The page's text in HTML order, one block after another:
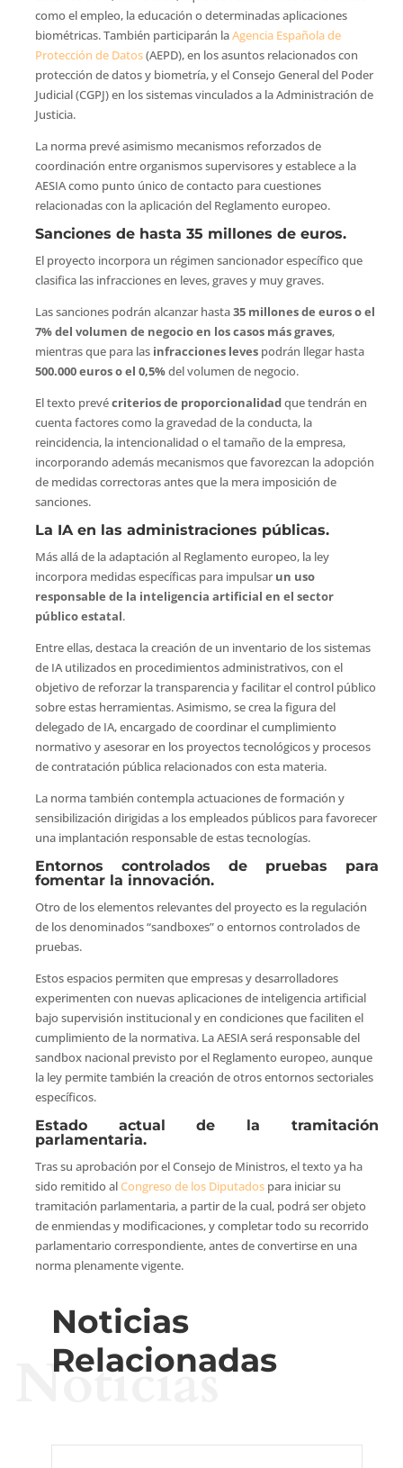
como el empleo, la educación o determinadas aplicaciones
biométricas. También participarán laAgencia Española de
Protección de Datos(AEPD), en los asuntos relacionados con
protección de datos y biometría, y el Consejo General del Poder
Judicial (CGPJ) en los sistemas vinculados a la Administración de
Justicia.
La norma prevé asimismo mecanismos reforzados de
coordinación entre organismos supervisores y establece a la
AESIA como punto único de contacto para cuestiones
relacionadas con la aplicación del Reglamento europeo.
Sanciones de hasta 35 millones de euros.
El proyecto incorpora un régimen sancionador específico que
clasifica las infracciones en leves, graves y muy graves.
Las sanciones podrán alcanzar hasta35 millones de euros o el
7% del volumen de negocio en los casos más graves,
mientras que para las infracciones levespodrán llegar hasta
500.000 euros o el 0,5%del volumen de negocio.
El texto prevécriterios de proporcionalidadque tendrán en
cuenta factores como la gravedad de la conducta, la
reincidencia, la intencionalidad o el tamaño de la empresa,
incorporando además mecanismos que favorezcan la adopción
de medidas correctoras antes que la mera imposición de
sanciones.
La IA en las administraciones públicas.
Más allá de la adaptación al Reglamento europeo, la ley
incorpora medidas específicas para impulsarun uso
responsable de la inteligencia artificial en el sector
público estatal.
Entre ellas, destaca la creación de un inventario de los sistemas
de IA utilizados en procedimientos administrativos, con el
objetivo de reforzar la transparencia y facilitar el control público
sobre estas herramientas. Asimismo, se crea la figura del
delegado de IA, encargado de coordinar el cumplimiento
normativo y asesorar en los proyectos tecnológicos y procesos
de contratación pública relacionados con esta materia.
La norma también contempla actuaciones de formación y
sensibilización dirigidas a los empleados públicos para favorecer
una implantación responsable de estas tecnologías.
Entornos controlados de pruebas para
fomentar la innovación.
Otro de los elementos relevantes del proyecto es la regulación
de los denominados “sandboxes” o entornos controlados de
pruebas.
Estos espacios permiten que empresas y desarrolladores
experimenten con nuevas aplicaciones de inteligencia artificial
bajo supervisión institucional y en condiciones que faciliten el
cumplimiento de la normativa. La AESIA será responsable del
sandbox nacional previsto por el Reglamento europeo, aunque
la ley permite también la creación de otros entornos sectoriales
específicos.
Estado actual de la tramitación
parlamentaria.
Tras su aprobación por el Consejo de Ministros, el texto ya ha
sido remitido alCongreso de los Diputadospara iniciar su
tramitación parlamentaria, a partir de la cual, podrá ser objeto
de enmiendas y modificaciones, y completar todo su recorrido
parlamentario correspondiente, antes de convertirse en una
norma plenamente vigente.
Noticias
Relacionadas
Noticias